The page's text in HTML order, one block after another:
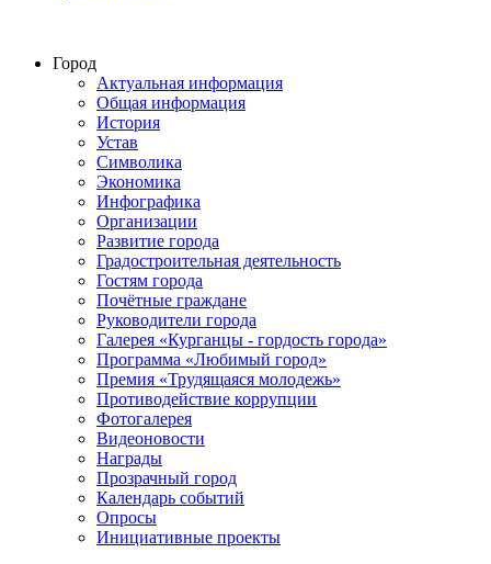
Город
Актуальная информация
Общая информация
История
Устав
Символика
Экономика
Инфографика
Организации
Развитие города
Градостроительная деятельность
Гостям города
Почётные граждане
Руководители города
Галерея «Курганцы - гордость города»
Программа «Любимый город»
Премия «Трудящаяся молодежь»
Противодействие коррупции
Фотогалерея
Видеоновости
Награды
Прозрачный город
Календарь событий
Опросы
Инициативные проекты